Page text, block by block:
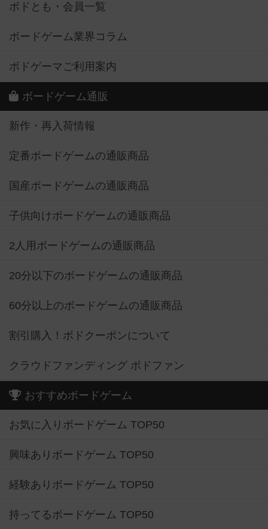
ボドとも・会員一覧
ボードゲーム業界コラム
ボドゲーマご利用案内
ボードゲーム通販
新作・再入荷情報
定番ボードゲームの通販商品
国産ボードゲームの通販商品
子供向けボードゲームの通販商品
2人用ボードゲームの通販商品
20分以下のボードゲームの通販商品
60分以上のボードゲームの通販商品
割引購入！ボドクーポンについて
クラウドファンディング ボドファン
おすすめボードゲーム
お気に入りボードゲーム TOP50
興味ありボードゲーム TOP50
経験ありボードゲーム TOP50
持ってるボードゲーム TOP50